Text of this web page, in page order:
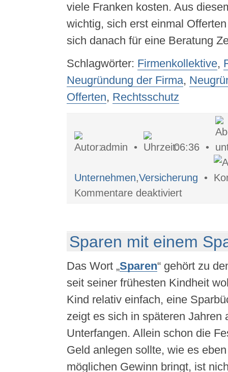
viele Franken kosten. Aus
wichtig, sich erst einmal
sich danach für eine Beratung
Schlagwörter: Firmenkollektive,
Neugründung der Firma,
Offerten, Rechtsschutz
admin • 06:36 •
Unternehmen,Versicherung •
Kommentare deaktiviertAlles
Sparen mit einem
Das Wort „Sparen“ gehört zu
seit seiner frühesten Kindheit
Kind relativ einfach, eine
zeigt es sich in späteren Jahren
Unterfangen. Allein schon die
Geld anlegen sollte, wie es
möglichen Gewinn bringt, ist